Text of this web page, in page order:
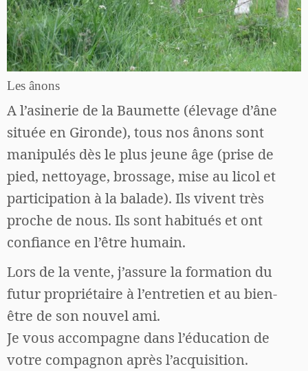
Les ânons
A l’asinerie de la Baumette (élevage d’âne
située en Gironde), tous nos ânons sont
manipulés dès le plus jeune âge (prise de
pied, nettoyage, brossage, mise au licol et
participation à la balade). Ils vivent très
proche de nous. Ils sont habitués et ont
confiance en l’être humain.
Lors de la vente, j’assure la formation du
futur propriétaire à l’entretien et au bien-
être de son nouvel ami.
Je vous accompagne dans l’éducation de
votre compagnon après l’acquisition.